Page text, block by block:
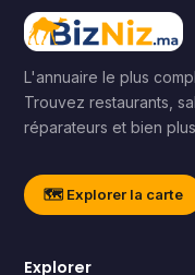
L'annuaire le plus
Trouvez restaurants,
réparateurs et bien
🗺️ Explorer la carte
Explorer